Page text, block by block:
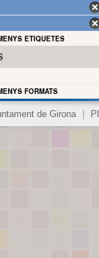
ETIQUETES
FORMATS
de Girona